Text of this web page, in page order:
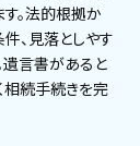
。法的根拠か
、見落としやす
遺言書があると
相続手続きを完